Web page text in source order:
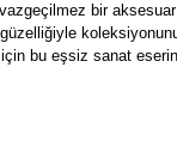
bir
bu eşsiz sanat